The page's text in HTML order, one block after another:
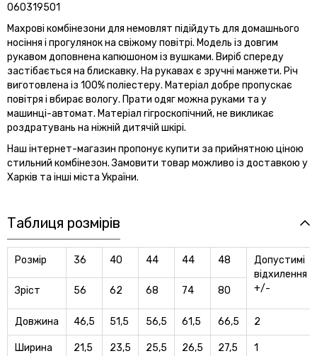
060319501
Махрові комбінезони для немовлят підійдуть для домашнього
носіння і прогулянок на свіжому повітрі. Модель із довгим
рукавом доповнена капюшоном із вушками. Виріб спереду
застібається на блискавку. На рукавах є зручні манжети. Річ
виготовлена із 100% поліестеру. Матеріал добре пропускає
повітря і вбирає вологу. Прати одяг можна руками та у
машинці-автомат. Матеріал гігроскопічний, не викликає
роздратувань на ніжній дитячій шкірі.
Наш інтернет-магазин пропонує купити за прийнятною ціною
стильний комбінезон. Замовити товар можливо із доставкою у
Харків та інші міста України.
Таблиця розмірів
Розмір 36 40 44 44 48
Допустимi
вiдхилення
+/-
Зріст 56 62 68 74 80
Довжина 46,5 51,5 56,5 61,5 66,5 2
Ширина
21,5 23,5 25,5 26,5 27,5 1